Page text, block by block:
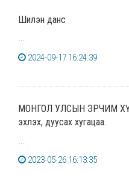
Шилэн данс
...
2024-09-17 16:24:39
МОНГОЛ УЛСЫН ЭРЧИМ
эхлэх, дуусах хугацаа.
...
2023-05-26 16:13:35